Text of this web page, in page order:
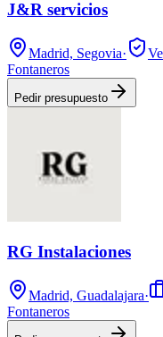
J&R servicios
Madrid, Segovia·
Fontaneros
Pedir presupuesto
RG Instalaciones
Madrid, Guadalajara·
Fontaneros